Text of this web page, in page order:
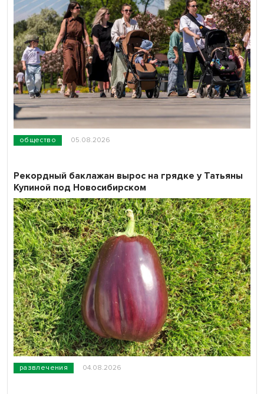
общество 05.08.2026
развлечения 04.08.2026
Рекордный баклажан вырос на грядке у Татьяны
Купиной под Новосибирском